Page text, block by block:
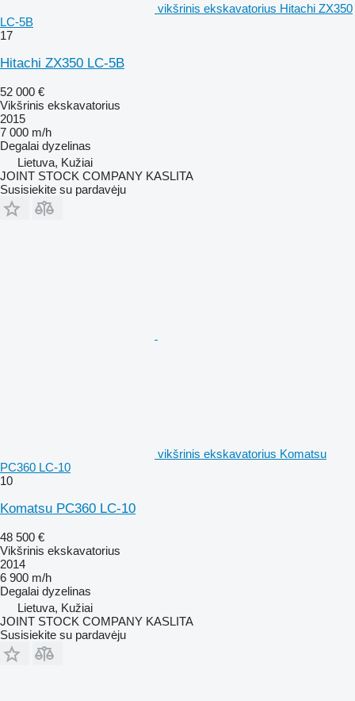
vikšrinis ekskavatorius Hitachi ZX350
LC-5B
17
Hitachi ZX350 LC-5B
52 000 €
Vikšrinis ekskavatorius
2015
7 000 m/h
Degalai dyzelinas
Lietuva, Kužiai
JOINT STOCK COMPANY KASLITA
Susisiekite su pardavėju
vikšrinis ekskavatorius Komatsu
PC360 LC-10
10
Komatsu PC360 LC-10
48 500 €
Vikšrinis ekskavatorius
2014
6 900 m/h
Degalai dyzelinas
Lietuva, Kužiai
JOINT STOCK COMPANY KASLITA
Susisiekite su pardavėju